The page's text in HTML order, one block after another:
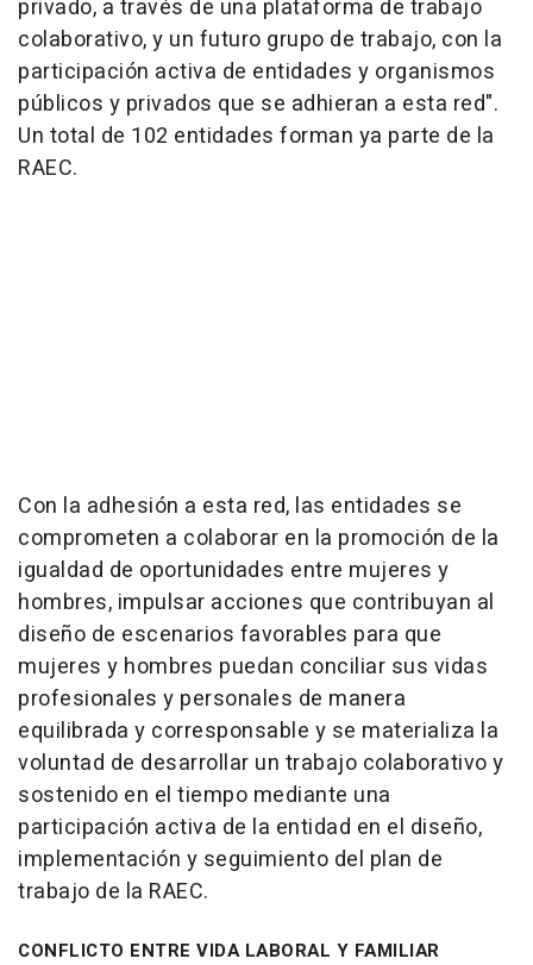
privado, a través de una plataforma de trabajo
colaborativo, y un futuro grupo de trabajo, con la
participación activa de entidades y organismos
públicos y privados que se adhieran a esta red".
Un total de 102 entidades forman ya parte de la
RAEC.
Con la adhesión a esta red, las entidades se
comprometen a colaborar en la promoción de la
igualdad de oportunidades entre mujeres y
hombres, impulsar acciones que contribuyan al
diseño de escenarios favorables para que
mujeres y hombres puedan conciliar sus vidas
profesionales y personales de manera
equilibrada y corresponsable y se materializa la
voluntad de desarrollar un trabajo colaborativo y
sostenido en el tiempo mediante una
participación activa de la entidad en el diseño,
implementación y seguimiento del plan de
trabajo de la RAEC.
CONFLICTO ENTRE VIDA LABORAL Y FAMILIAR